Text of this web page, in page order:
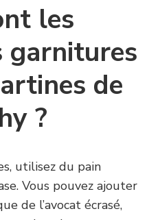
les
garnitures
de
?
utilisez du pain
Vous pouvez ajouter
de l’avocat écrasé,